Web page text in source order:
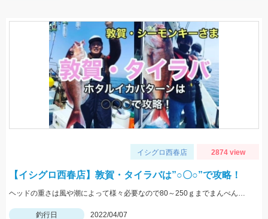
イシグロ西春店 2874 view
【イシグロ西春店】敦賀・タイラバは”○〇○”で攻略！
ヘッドの重さは風や潮によって様々必要なので80～250ｇまでまんべんなく持って行きましょう！タコベイトチューンもぜひお試しあれ！
釣行日
2022/04/07